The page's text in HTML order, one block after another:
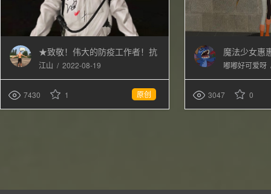
★致敬！伟大的防疫工作者！抗
疫防护★装扮替换2代人物_by_
点草江山
江山 / 2022-08-19
7430 1 原创
魔法少女惠
嘟嘟好可爱呀
3047 0